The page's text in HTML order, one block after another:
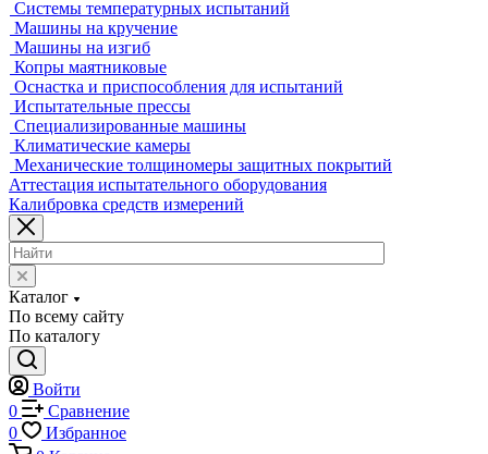
Мультисенсорные и видеоизмерительные машины
Оптические измерительные машины
Приборы для измерения профиля и формы
Промышленные томографы
Фрезерные станки с ЧПУ
Разрушающий контроль
Универсальные гидравлические разрывные машины
Универсальные электромеханические разрывные машины
Машины для испытаний на усталость
Машины для испытания пружин
Экстензометры (Измерители деформации)
Системы температурных испытаний
Машины на кручение
Машины на изгиб
Копры маятниковые
Оснастка и приспособления для испытаний
Испытательные прессы
Специализированные машины
Климатические камеры
Механические толщиномеры защитных покрытий
Аттестация испытательного оборудования